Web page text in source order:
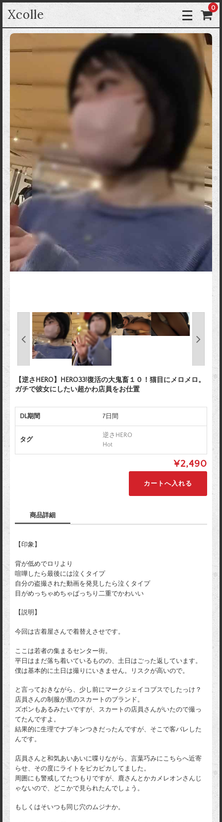
Xcolle 0
【逆さHERO】HERO33!復活の大鬼畜１０！猫目にメロメロ。
ガチで彼女にしたい超かわ店員をお仕置
DL期間 7日間
タグ
逆さHERO
Hot
¥2,490
商品詳細
【印象】
背が低めでロリより
喧嘩したら最後には泣くタイプ
自分の盗撮された動画を発見したら泣くタイプ
目がめっちゃめちゃぱっちり二重でかわいい
【説明】
今回は古着屋さんで着替えさせです。
ここは若者の集まるセンター街。
平日はまだ落ち着いているものの、土日はごった返しています。
僕は基本的に土日は撮りにいきません。リスクが高いので。
と言っておきながら、少し前にマークジェイコブスでしたっけ？
店員さんの制服が黒のスカートのブランド。
ズボンもあるみたいですが、スカートの店員さんがいたので撮っ
てたんですよ。
結果的に生理でナプキンつきだったんですが、そこで客バレした
んです。
店員さんと和気あいあいに喋りながら、言葉巧みにこちらへ近寄
らせ、その度にライトをピカピカしてました。
周囲にも警戒してたつもりですが、鹿さんとかカメレオンさんじ
ゃないので、どこかで見られたんでしょう。
もしくはそいつも同じ穴のムジナか。